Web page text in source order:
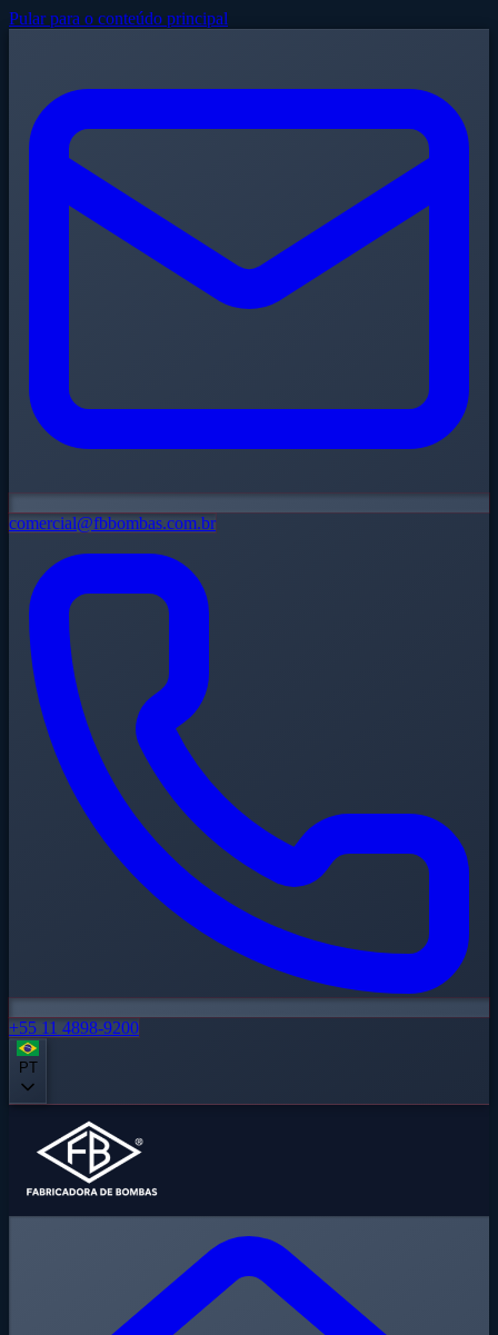
Pular para o conteúdo principal
comercial@fbbombas.com.br
+55 11 4898-9200
PT